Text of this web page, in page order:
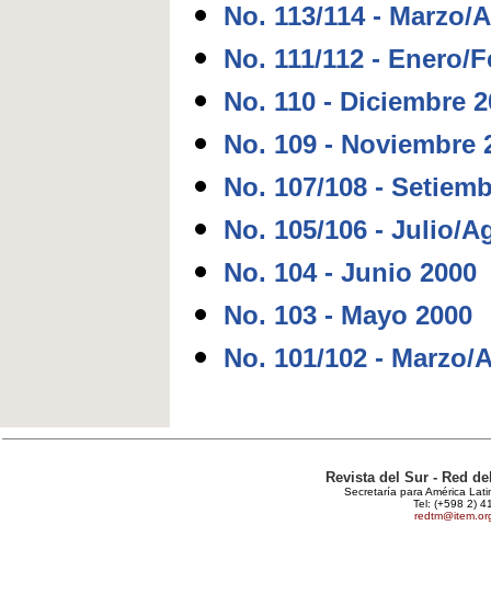
No. 113/114 - Marzo/
No. 111/112 - Enero/
No. 110 - Diciembre
No. 109 - Noviembre
No. 107/108 -
No. 105/106 - Julio/
No. 104 - Junio 2000
No. 103 - Mayo 2000
No. 101/102 - Marzo/
Revista del Sur - Red
Secretaría para América
Tel: (+598 2)